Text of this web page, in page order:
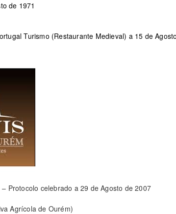
de 1971
Turismo (Restaurante Medieval) a 15 de
– Protocolo celebrado a 29 de Agosto de 2007
Agrícola de Ourém)